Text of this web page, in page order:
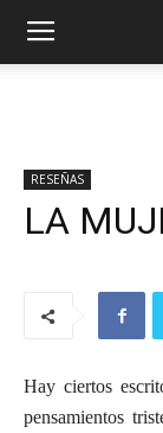
RESEÑAS
LA
Hay ciertos
pensamientos